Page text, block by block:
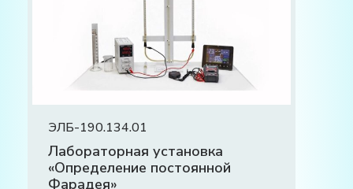
ЭЛБ-190.134.01
Лабораторная установка
«Определение постоянной
Фарадея»